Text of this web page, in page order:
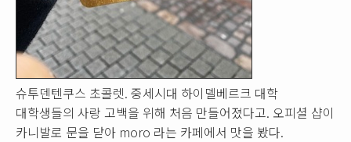
슈투덴텐쿠스 초콜렛. 중세시대 하이델베르크 대학
대학생들의 사랑 고백을 위해 처음 만들어졌다고. 오피셜 샵이
카니발로 문을 닫아 moro 라는 카페에서 맛을 봤다.